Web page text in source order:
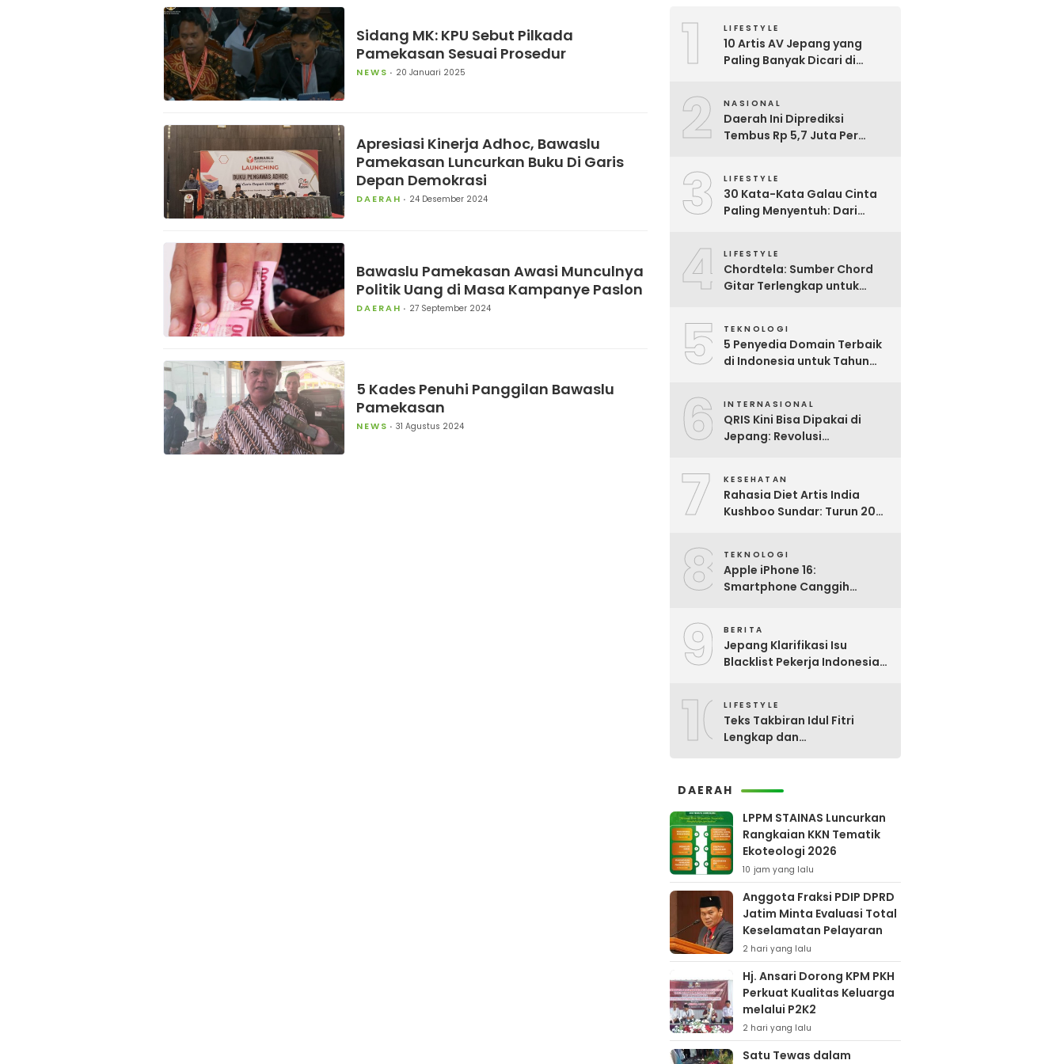
Sidang MK: KPU Sebut Pilkada
Pamekasan Sesuai Prosedur
NEWS 20 Januari 2025
Apresiasi Kinerja Adhoc, Bawaslu
Pamekasan Luncurkan Buku Di Garis
Depan Demokrasi
DAERAH 24 Desember 2024
Bawaslu Pamekasan Awasi Munculnya
Politik Uang di Masa Kampanye Paslon
DAERAH 27 September 2024
5 Kades Penuhi Panggilan Bawaslu
Pamekasan
NEWS 31 Agustus 2024
1 LIFESTYLE
10 Artis AV Jepang yang
Paling Banyak Dicari di
2 NASIONAL
Daerah Ini Diprediksi
Tembus Rp 5,7 Juta Per
Upah Minimum 2026
3 LIFESTYLE
30 Kata-Kata Galau Cinta
Paling Menyentuh: Dari
4 LIFESTYLE
Chordtela: Sumber Chord
Gitar Terlengkap untuk
5 TEKNOLOGI
5 Penyedia Domain Terbaik
di Indonesia untuk Tahun
6 INTERNASIONAL
QRIS Kini Bisa Dipakai di
Jepang: Revolusi
7 KESEHATAN
Rahasia Diet Artis India
Kushboo Sundar: Turun 20
8 TEKNOLOGI
Apple iPhone 16:
Smartphone Canggih
9 BERITA
Jepang Klarifikasi Isu
Blacklist Pekerja Indonesia,
10LIFESTYLE
Teks Takbiran Idul Fitri
Lengkap dan
DAERAH
LPPM STAINAS Luncurkan
Rangkaian KKN Tematik
Ekoteologi 2026
10 jam yang lalu
Anggota Fraksi PDIP DPRD
Jatim Minta Evaluasi Total
Keselamatan Pelayaran
2 hari yang lalu
Hj. Ansari Dorong KPM PKH
Perkuat Kualitas Keluarga
melalui P2K2
2 hari yang lalu
Satu Tewas dalam